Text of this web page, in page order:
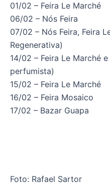
01/02 – Feira Le Marché
06/02 – Nós Feira
07/02 – Nós Feira, Feira
Regenerativa)
14/02 – Feira Le Marché
perfumista)
15/02 – Feira Le Marché
16/02 – Feira Mosaico
17/02 – Bazar Guapa
Foto: Rafael Sartor